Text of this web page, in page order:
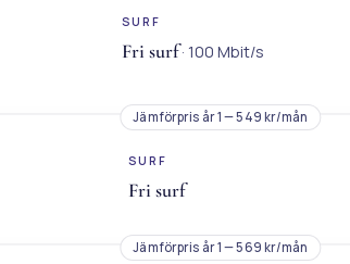
SURF
Fri surf· 100 Mbit/s
Jämförpris år 1 — 549 kr/mån
SURF
Fri surf
Jämförpris år 1 — 569 kr/mån